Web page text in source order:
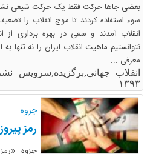
بعضی جاها حرکت فقط یک حرکت شیعی
سوء استفاده کردند تا موج انقلاب را
انقلاب آمدند و سعی در بهره برداری از
نتوانستیم ماهیت انقلاب ایران را نه
معرفی ...
انقلاب جهانی,برگزیده,سرویس
۱۳۹۳
جزوه
رمز
جزوه